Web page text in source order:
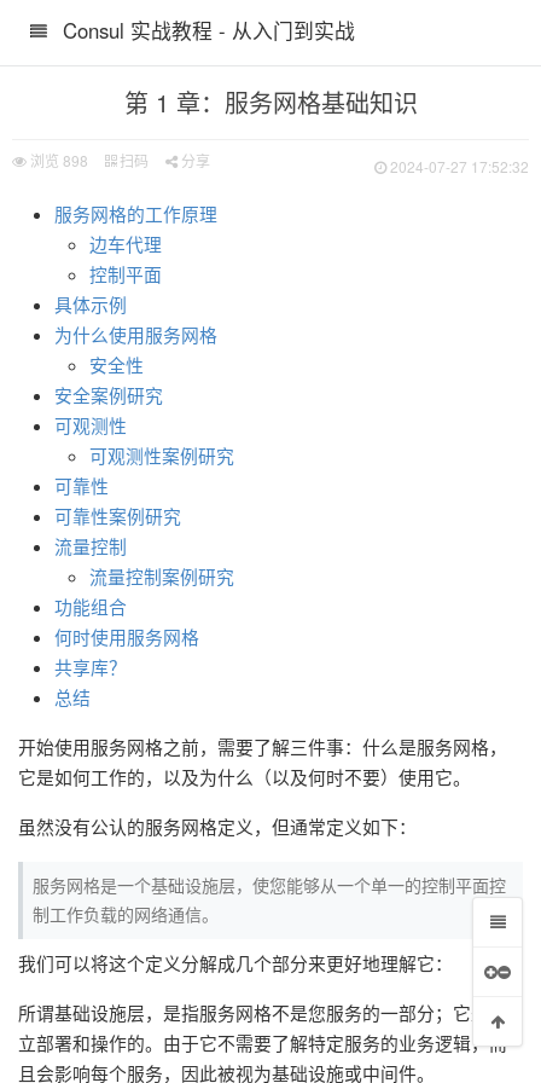
Consul 实战教程 - 从入门到实战
第 1 章：服务网格基础知识
浏览 898 扫码 分享 2024-07-27 17:52:32
服务网格的工作原理
边车代理
控制平面
具体示例
为什么使用服务网格
安全性
安全案例研究
可观测性
可观测性案例研究
可靠性
可靠性案例研究
流量控制
流量控制案例研究
功能组合
何时使用服务网格
共享库？
总结
开始使用服务网格之前，需要了解三件事：什么是服务网格，
它是如何工作的，以及为什么（以及何时不要）使用它。
虽然没有公认的服务网格定义，但通常定义如下：
服务网格是一个基础设施层，使您能够从一个单一的控制平面控
制工作负载的网络通信。
我们可以将这个定义分解成几个部分来更好地理解它：
所谓基础设施层，是指服务网格不是您服务的一部分；它是独
立部署和操作的。由于它不需要了解特定服务的业务逻辑，而
且会影响每个服务，因此被视为基础设施或中间件。